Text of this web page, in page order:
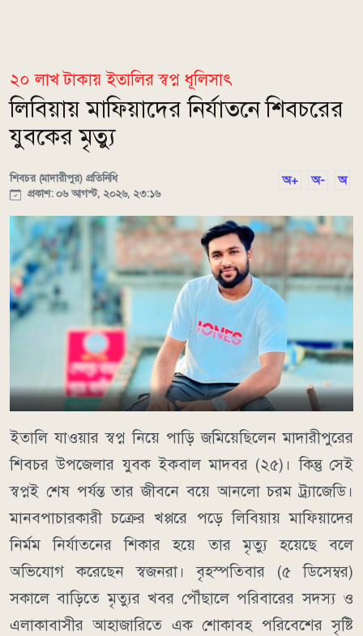
২০ লাখ টাকায় ইতালির স্বপ্ন ধূলিসাৎ
লিবিয়ায় মাফিয়াদের নির্যাতনে শিবচরের
যুবকের মৃত্যু
শিবচর (মাদারীপুর) প্রতিনিধি
প্রকাশ: ০৬ আগস্ট, ২০২৬, ২৩:১৬
অ+ অ- অ
ইতালি যাওয়ার স্বপ্ন নিয়ে পাড়ি জমিয়েছিলেন মাদারীপুরের
শিবচর উপজেলার যুবক ইকবাল মাদবর (২৫)। কিন্তু সেই
স্বপ্নই শেষ পর্যন্ত তার জীবনে বয়ে আনলো চরম ট্র্যাজেডি।
মানবপাচারকারী চক্রের খপ্পরে পড়ে লিবিয়ায় মাফিয়াদের
নির্মম নির্যাতনের শিকার হয়ে তার মৃত্যু হয়েছে বলে
অভিযোগ করেছেন স্বজনরা। বৃহস্পতিবার (৫ ডিসেম্বর)
সকালে বাড়িতে মৃত্যুর খবর পৌঁছালে পরিবারের সদস্য ও
এলাকাবাসীর আহাজারিতে এক শোকাবহ পরিবেশের সৃষ্টি